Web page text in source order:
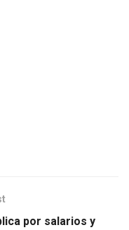
por salarios y